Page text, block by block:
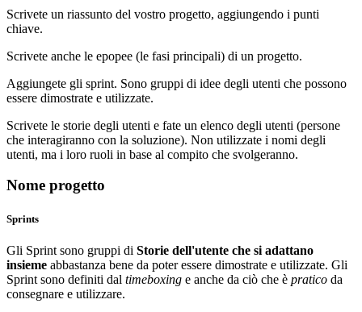
Scrivete un riassunto del vostro progetto, aggiungendo i punti
chiave.
Scrivete anche le epopee (le fasi principali) di un progetto.
Aggiungete gli sprint. Sono gruppi di idee degli utenti che possono
essere dimostrate e utilizzate.
Scrivete le storie degli utenti e fate un elenco degli utenti (persone
che interagiranno con la soluzione). Non utilizzate i nomi degli
utenti, ma i loro ruoli in base al compito che svolgeranno.
Nome progetto
Sprints
Gli Sprint sono gruppi di Storie dell'utente che si adattano
insieme abbastanza bene da poter essere dimostrate e utilizzate. Gli
Sprint sono definiti dal timeboxing e anche da ciò che è pratico da
consegnare e utilizzare.